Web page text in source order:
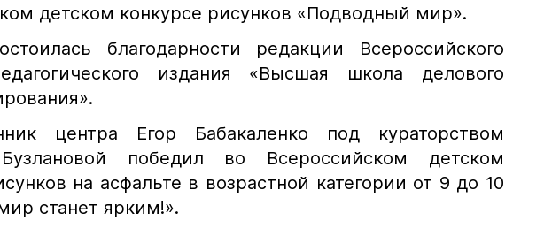
детском конкурсе рисунков «Подводный мир».
благодарности редакции Всероссийского
издания «Высшая школа делового
центра Егор Бабакаленко под кураторством
победил во Всероссийском детском
на асфальте в возрастной категории от 9 до 10
станет ярким!».